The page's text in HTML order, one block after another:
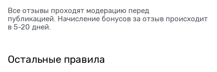
Все отзывы проходят модерацию перед
публикацией. Начисление бонусов за отзыв происходит
в 5-20 дней.
Остальные правила